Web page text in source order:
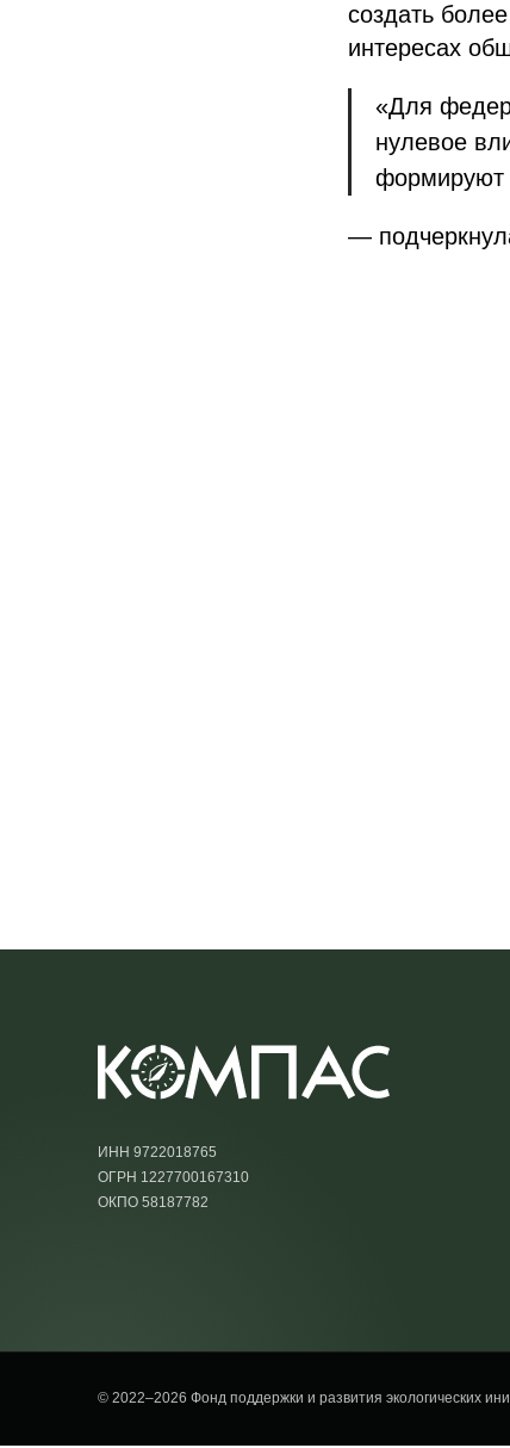
создать
интересах
«Для
нулевое
формируют
—
ИНН 9722018765
ОГРН 1227700167310
ОКПО 58187782
© 2022–2026 Фонд поддержки и развития экологических